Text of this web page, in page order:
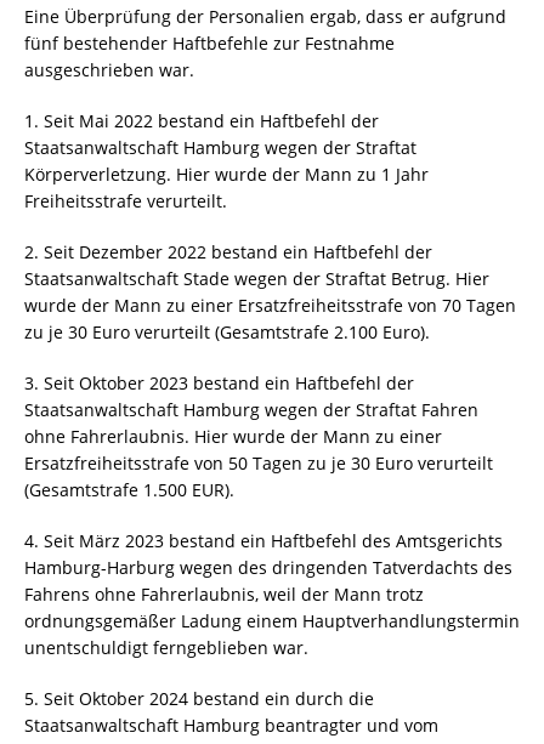
Eine Überprüfung der Personalien ergab, dass er aufgrund
fünf bestehender Haftbefehle zur Festnahme
ausgeschrieben war.
1. Seit Mai 2022 bestand ein Haftbefehl der
Staatsanwaltschaft Hamburg wegen der Straftat
Körperverletzung. Hier wurde der Mann zu 1 Jahr
Freiheitsstrafe verurteilt.
2. Seit Dezember 2022 bestand ein Haftbefehl der
Staatsanwaltschaft Stade wegen der Straftat Betrug. Hier
wurde der Mann zu einer Ersatzfreiheitsstrafe von 70 Tagen
zu je 30 Euro verurteilt (Gesamtstrafe 2.100 Euro).
3. Seit Oktober 2023 bestand ein Haftbefehl der
Staatsanwaltschaft Hamburg wegen der Straftat Fahren
ohne Fahrerlaubnis. Hier wurde der Mann zu einer
Ersatzfreiheitsstrafe von 50 Tagen zu je 30 Euro verurteilt
(Gesamtstrafe 1.500 EUR).
4. Seit März 2023 bestand ein Haftbefehl des Amtsgerichts
Hamburg-Harburg wegen des dringenden Tatverdachts des
Fahrens ohne Fahrerlaubnis, weil der Mann trotz
ordnungsgemäßer Ladung einem Hauptverhandlungstermin
unentschuldigt ferngeblieben war.
5. Seit Oktober 2024 bestand ein durch die
Staatsanwaltschaft Hamburg beantragter und vom